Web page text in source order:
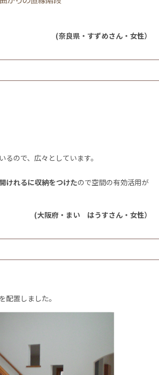
(奈良県・すずめさん・女性）
ので、広々としています。
けれるに収納をつけたので空間の有効活用が
(大阪府・まい はうすさん・女性）
配置しました。